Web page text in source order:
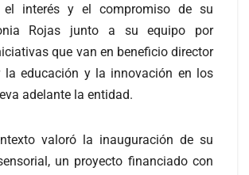
el interés y el compromiso de su
Rojas junto a su equipo por
que van en beneficio director
la educación y la innovación en los
adelante la entidad.
valoró la inauguración de su
un proyecto financiado con